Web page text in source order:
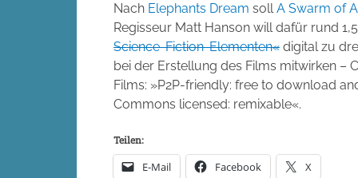
Nach Elephants Dream sollA Swarm of
Regisseur Matt Hanson will dafür rund
Science-Fiction-Elementen« digital zu
bei der Erstellung des Films mitwirken –
Films: »P2P-friendly: free to download
Commons licensed: remixable«.
Teilen:
E-Mail Facebook X